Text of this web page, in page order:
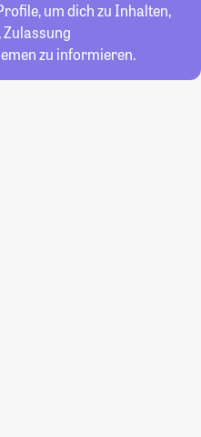
um dich zu Inhalten,
Zulassung
zu informieren.